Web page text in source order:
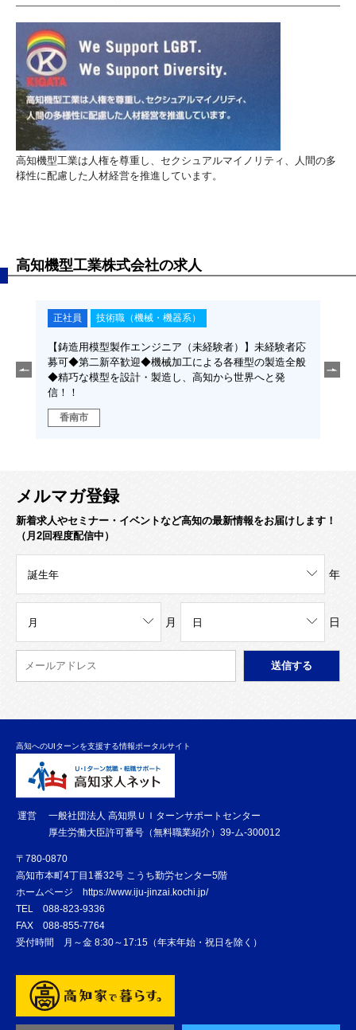
高知機型工業は人権を尊重し、セクシュアルマイノリティ、人間の多
様性に配慮した人材経営を推進しています。
高知機型工業株式会社の求人
な
正社員 技術職（機械・機器系）
【鋳造用模型製作エンジニア（未経験者）】未経験者応
募可◆第二新卒歓迎◆機械加工による各種型の製造全般
◆精巧な模型を設計・製造し、高知から世界へと発
信！！
香南市
る各
模型
メルマガ登録
新着求人やセミナー・イベントなど高知の最新情報をお届けします！
（月2回程度配信中）
年
月 日
高知へのUIターンを支援する情報ポータルサイト
運営
一般社団法人 高知県ＵＩターンサポートセンター
厚生労働大臣許可番号（無料職業紹介）39-ム-300012
〒780-0870
高知市本町4丁目1番32号 こうち勤労センター5階
ホームページ https://www.iju-jinzai.kochi.jp/
TEL 088-823-9336
FAX 088-855-7764
受付時間 月～金 8:30～17:15（年末年始・祝日を除く）